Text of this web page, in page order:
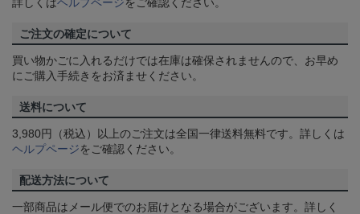
ご注文の確定について
買い物かごに入れるだけでは在庫は確保されませんので、お早め
にご購入手続きをお済ませください。
送料について
3,980円（税込）以上のご注文は全国一律送料無料です。詳しくは
ヘルプページをご確認ください。
配送方法について
一部商品はメール便でのお届けとなる場合がございます。詳しく